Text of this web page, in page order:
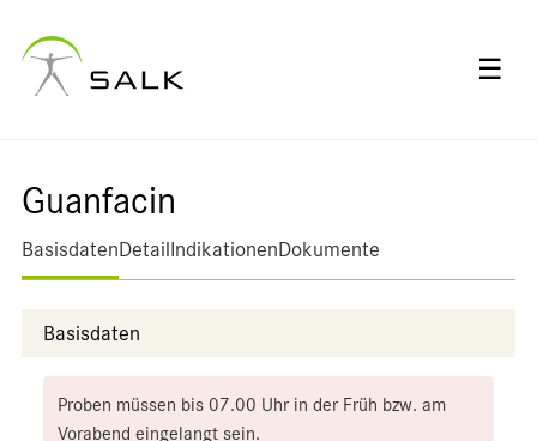
☰
Guanfacin
BasisdatenDetailIndikationenDokumente
Basisdaten
Proben müssen bis 07.00 Uhr in der Früh bzw. am
Vorabend eingelangt sein.